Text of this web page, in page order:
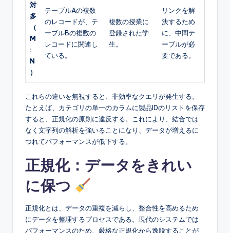
対
多
（
M
:
N
）
テーブルAの複数
のレコードが、テ
ーブルBの複数の
レコードに関連し
ている。
複数の授業に
登録された学
生。
リンクを解
決するため
に、中間テ
ーブルが必
要である。
これらの違いを無視すると、非効率なクエリが発生する。
たとえば、カテゴリの単一のカラムに製品IDのリストを保存
すると、正規化の原則に違反する。これにより、結合では
なく文字列の解析を強いることになり、データが増えるに
つれてパフォーマンスが低下する。
正規化：データをきれい
に保つ
正規化とは、データの重複を減らし、整合性を高めるため
にデータを整理するプロセスである。現代のシステムでは
パフォーマンスのため、厳格な正規化から逸脱することが